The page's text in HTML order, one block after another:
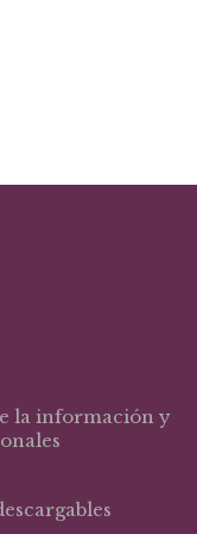
la información y